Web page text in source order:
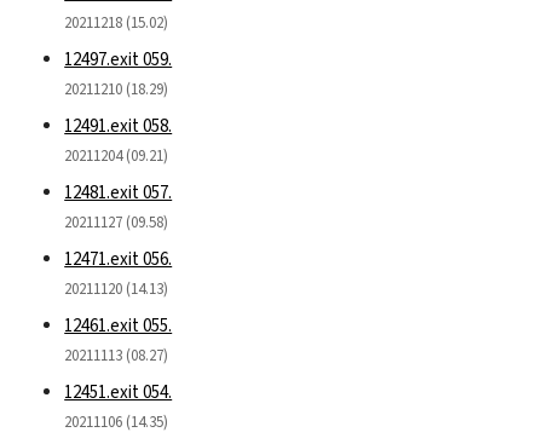
20211218 (15.02)
12497.exit 059.
20211210 (18.29)
12491.exit 058.
20211204 (09.21)
12481.exit 057.
20211127 (09.58)
12471.exit 056.
20211120 (14.13)
12461.exit 055.
20211113 (08.27)
12451.exit 054.
20211106 (14.35)